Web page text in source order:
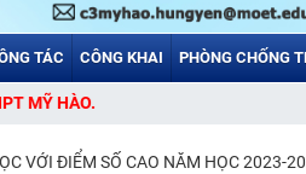
TÁC CÔNG KHAI PHÒNG CHỐNG
VỚI ĐIỂM SỐ CAO NĂM HỌC 2023-